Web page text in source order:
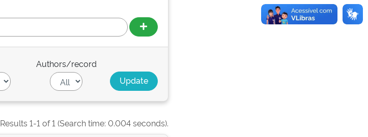
Authors/record
Results 1-1 of 1 (Search time: 0.004 seconds).